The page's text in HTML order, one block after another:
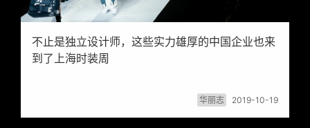
不止是独立设计师，这些实力雄厚的中国企业也来
到了上海时装周
华丽志 2019-10-19